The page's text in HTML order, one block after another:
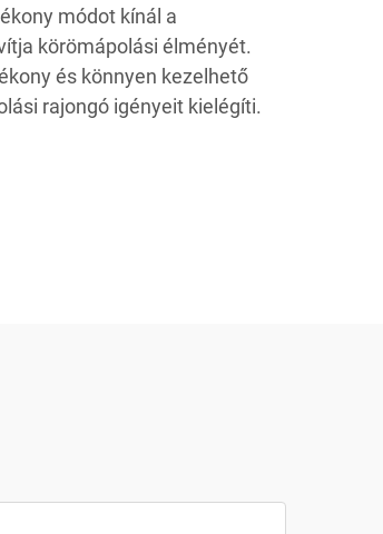
módot kínál a
körömápolási élményét.
és könnyen kezelhető
rajongó igényeit kielégíti.